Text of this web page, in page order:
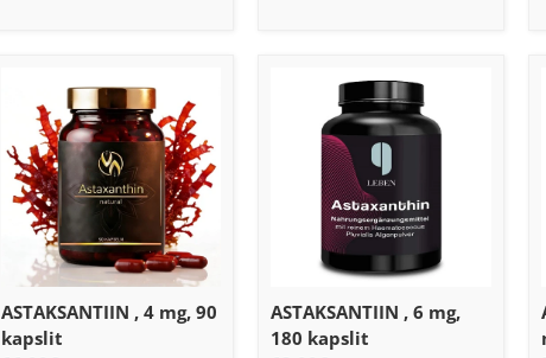
ASTAKSANTIIN , 4 mg, 90
kapslit
ASTAKSANTIIN , 6 mg,
180 kapslit